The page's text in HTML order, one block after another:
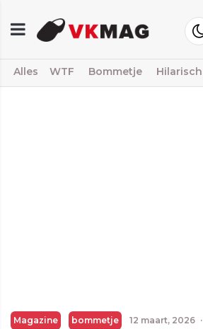
Alles WTF Bommetje Hilarisch
Magazine bommetje 12 maart, 2026 ·